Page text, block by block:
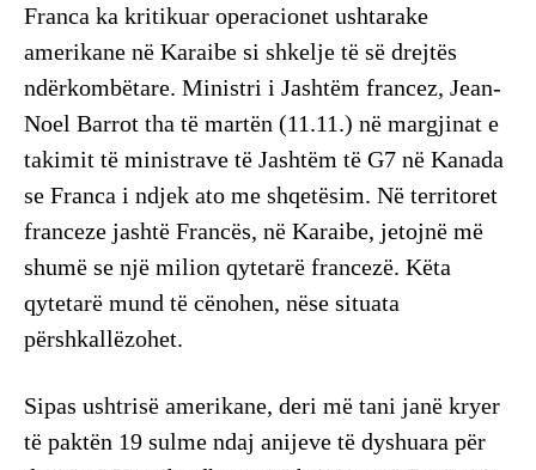
Franca ka kritikuar operacionet ushtarake
amerikane në Karaibe si shkelje të së drejtës
ndërkombëtare. Ministri i Jashtëm francez, Jean-
Noel Barrot tha të martën (11.11.) në margjinat e
takimit të ministrave të Jashtëm të G7 në Kanada
se Franca i ndjek ato me shqetësim. Në territoret
franceze jashtë Francës, në Karaibe, jetojnë më
shumë se një milion qytetarë francezë. Këta
qytetarë mund të cënohen, nëse situata
përshkallëzohet.
Sipas ushtrisë amerikane, deri më tani janë kryer
të paktën 19 sulme ndaj anijeve të dyshuara për